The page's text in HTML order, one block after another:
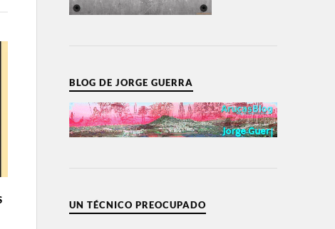
BLOG DE JORGE GUERRA
UN TÉCNICO PREOCUPADO